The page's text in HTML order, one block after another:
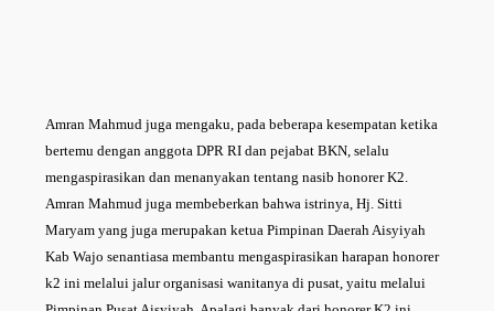
Amran Mahmud juga mengaku, pada beberapa kesempatan ketika
bertemu dengan anggota DPR RI dan pejabat BKN, selalu
mengaspirasikan dan menanyakan tentang nasib honorer K2.
Amran Mahmud juga membeberkan bahwa istrinya, Hj. Sitti
Maryam yang juga merupakan ketua Pimpinan Daerah Aisyiyah
Kab Wajo senantiasa membantu mengaspirasikan harapan honorer
k2 ini melalui jalur organisasi wanitanya di pusat, yaitu melalui